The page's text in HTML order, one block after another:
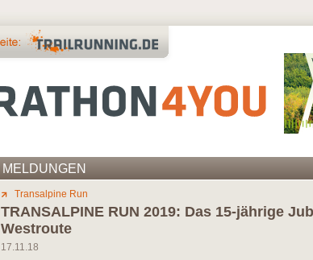
MELDUNGEN
Transalpine Run
TRANSALPINE RUN 2019: Das 15-jährige
Westroute
17.11.18